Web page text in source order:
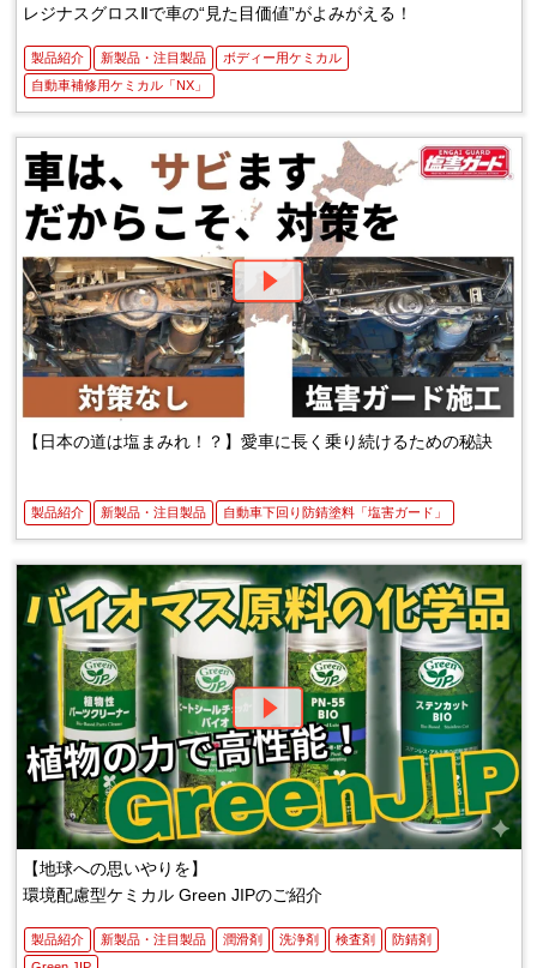
レジナスグロスⅡで車の“見た目価値”がよみがえる！
製品紹介 新製品・注目製品
ボディー用ケミカル
自動車補修用ケミカル「NX」
【日本の道は塩まみれ！？】愛車に長く乗り続けるための秘訣
製品紹介 新製品・注目製品 自動車下回り防錆塗料「塩害ガード」
【地球への思いやりを】
環境配慮型ケミカル Green JIPのご紹介
製品紹介 新製品・注目製品 潤滑剤 洗浄剤 検査剤
防錆剤